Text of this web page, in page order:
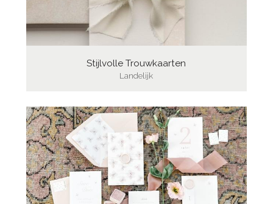
Stijlvolle Trouwkaarten
Landelijk